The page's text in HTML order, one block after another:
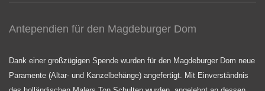
Antependien für den Magdeburger Dom
Dank einer großzügigen Spende wurden für den Magdeburger Dom neue
Paramente (Altar- und Kanzelbehänge) angefertigt. Mit Einverständnis